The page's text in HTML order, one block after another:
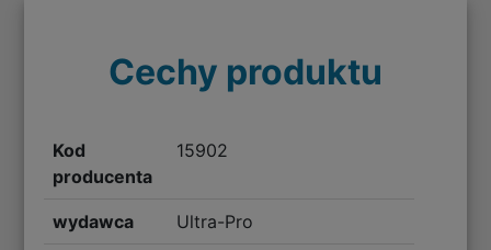
Cechy produktu
Kod
producenta
15902
wydawca Ultra-Pro